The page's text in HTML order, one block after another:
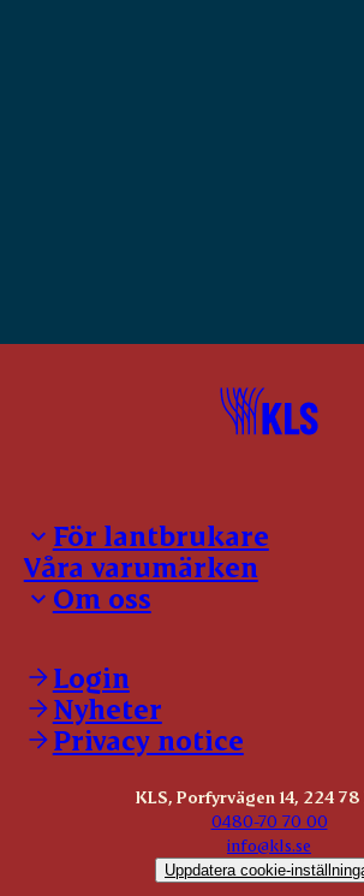
För lantbrukare
Inloggning för leverantörer
Notering
Förmedling
Allmänna leveransvillkor
Återtag
Grisrådgivning
Våra varumärken
Om oss
Våra policies
Våra certifikat
Jobba hos oss
Visselblåsning
Login
Nyheter
Privacy notice
KLS, Porfyrvägen 14, 224 78
0480-70 70 00
info@kls.se
Uppdatera cookie-